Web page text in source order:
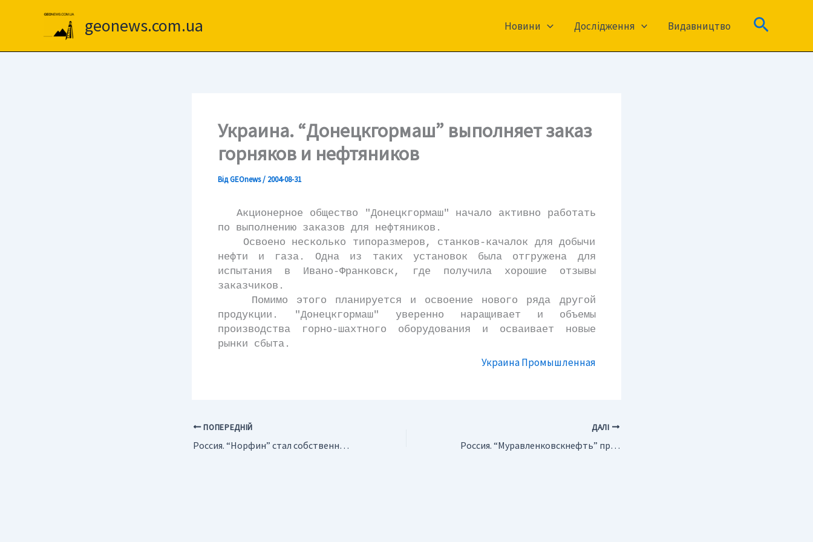
geonews.com.ua Новини Дослідження Видавництво Пошук
Украина. “Донецкгормаш” выполняет заказ
горняков и нефтяников
ВідGEOnews/ 2004-08-31
Акционерное общество "Донецкгормаш" начало активно работать
по выполнению заказов для нефтяников.
Освоено несколько типоразмеров, станков-качалок для добычи
нефти и газа. Одна из таких установок была отгружена для
испытания в Ивано-Франковск, где получила хорошие отзывы
заказчиков.
Помимо этого планируется и освоение нового ряда другой
продукции. "Донецкгормаш" уверенно наращивает и объемы
производства горно-шахтного оборудования и осваивает новые
рынки сбыта.
Украина Промышленная
ПОПЕРЕДНІЙ
Россия. “Норфин” стал собственником изумрудно-бериллового комплекса
ДАЛІ
Россия. “Муравленковскнефть” проводит мероприятия по оптимизации нефтедобычи